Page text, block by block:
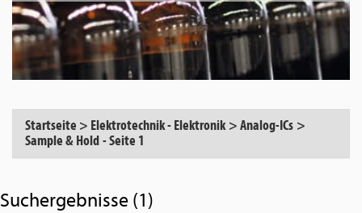
Startseite > Elektrotechnik - Elektronik >Analog-ICs >
Sample & Hold-Seite 1
Suchergebnisse (1)